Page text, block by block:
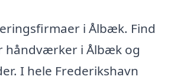
i Ålbæk. Find
håndværker i Ålbæk og
I hele Frederikshavn